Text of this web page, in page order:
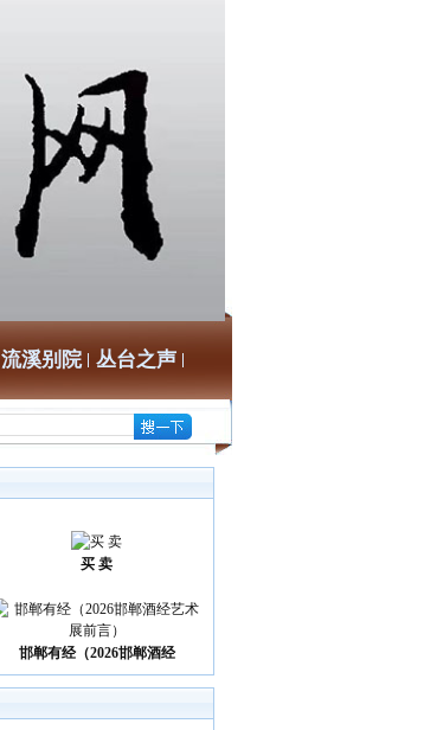
流溪别院 丛台之声
买 卖
邯郸有经（2026邯郸酒经